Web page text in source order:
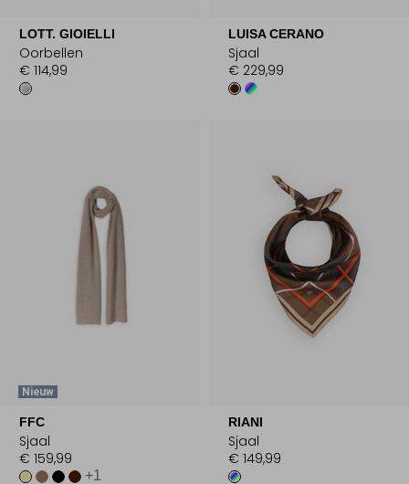
LOTT. GIOIELLI
Oorbellen
€ 114,99
LUISA CERANO
Sjaal
€ 229,99
Nieuw
FFC
Sjaal
€ 159,99
+1
RIANI
Sjaal
€ 149,99